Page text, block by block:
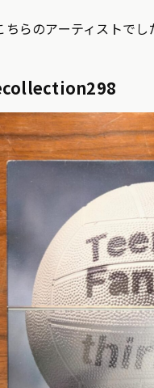
らのアーティストでし